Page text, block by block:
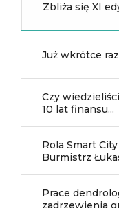
Zbliża się XI
Już wkrótce
Czy
10 lat finansu...
Rola Smart
Burmistrz
Prace
zadrzewienia